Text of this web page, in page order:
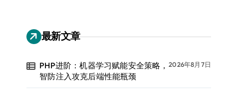
最新文章
PHP进阶：机器学习赋能安全策略，
智防注入攻克后端性能瓶颈
2026年8月7日